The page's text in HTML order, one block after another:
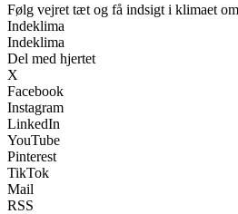
Følg vejret tæt og få indsigt i klimaet
Indeklima
Indeklima
Del med hjertet
X
Facebook
Instagram
LinkedIn
YouTube
Pinterest
TikTok
Mail
RSS